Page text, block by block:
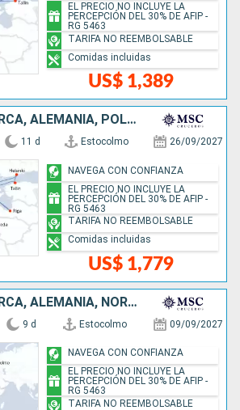
US$ 1,389
EL PRECIO NO INCLUYE LA
PERCEPCIÓN DEL 30% DE AFIP -
RG 5463
TARIFA NO REEMBOLSABLE
Comidas incluidas
SUECIA, DINAMARCA, ALEMANIA, POLONIA, LITUANIA, LETONIA, ESTONIA, FINLANDIA
11 d Estocolmo 26/09/2027
US$ 1,779
NAVEGA CON CONFIANZA
EL PRECIO NO INCLUYE LA
PERCEPCIÓN DEL 30% DE AFIP -
RG 5463
TARIFA NO REEMBOLSABLE
Comidas incluidas
SUECIA, DINAMARCA, ALEMANIA, NORUEGA, ISLAS MALVINAS
9 d Estocolmo 09/09/2027
NAVEGA CON CONFIANZA
EL PRECIO NO INCLUYE LA
PERCEPCIÓN DEL 30% DE AFIP -
RG 5463
TARIFA NO REEMBOLSABLE